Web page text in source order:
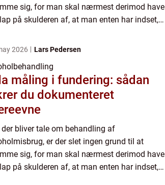
sig, for man skal nærmest derimod have
på skulderen af, at man enten har indset,
2026 Lars Pedersen
måling i fundering: sådan
du dokumenteret
der bliver tale om behandling af
er der slet ingen grund til at
sig, for man skal nærmest derimod have
på skulderen af, at man enten har indset,